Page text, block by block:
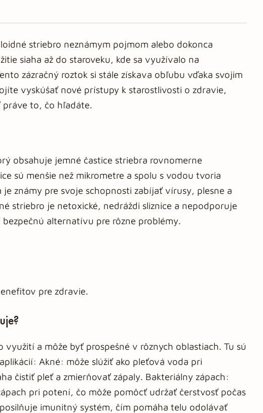
striebro neznámym pojmom alebo dokonca
siaha až do staroveku, kde sa využívalo na
zázračný roztok si stále získava obľubu vďaka svojim
vyskúšať nové prístupy k starostlivosti o zdravie,
to, čo hľadáte.
obsahuje jemné častice striebra rovnomerne
sú menšie než mikrometre a spolu s vodou tvoria
je známy pre svoje schopnosti zabíjať vírusy, plesne a
striebro je netoxické, nedráždi sliznice a nepodporuje
alternatívu pre rôzne problémy.
pre zdravie.
využití a môže byť prospešné v rôznych oblastiach. Tu sú
Akné: môže slúžiť ako pleťová voda pri
čistiť pleť a zmierňovať zápaly. Bakteriálny zápach:
pri potení, čo môže pomôcť udržať čerstvosť počas
imunitný systém, čím pomáha telu odolávať